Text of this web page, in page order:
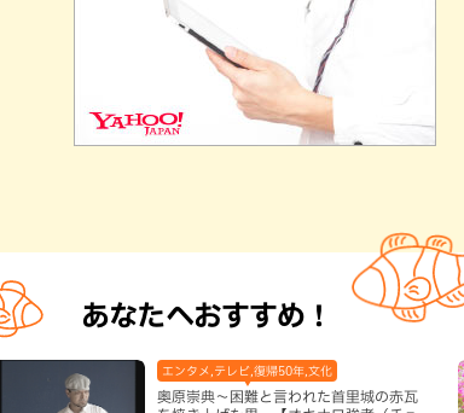
あなたへおすすめ！
エンタメ,テレビ,復帰50年,文化
奥原崇典～困難と言われた首里城の赤瓦